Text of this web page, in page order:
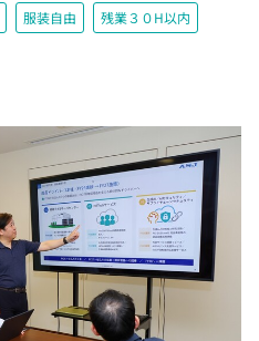
服装自由 残業３０H以内